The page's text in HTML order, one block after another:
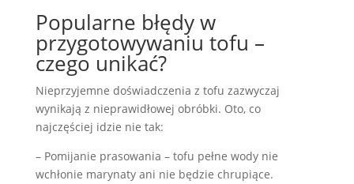
Popularne błędy w
przygotowywaniu tofu –
czego unikać?
Nieprzyjemne doświadczenia z tofu zazwyczaj
wynikają z nieprawidłowej obróbki. Oto, co
najczęściej idzie nie tak:
– Pomijanie prasowania – tofu pełne wody nie
wchłonie marynaty ani nie będzie chrupiące.